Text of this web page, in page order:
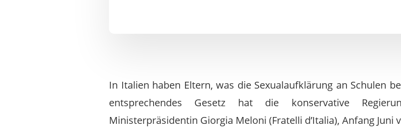
In Italien haben Eltern, was die Sexualaufklärung an Schulen
entsprechendes Gesetz hat die konservative
Ministerpräsidentin Giorgia Meloni (Fratelli d’Italia), Anfang Juni